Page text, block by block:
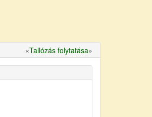
«Tallózás folytatása»